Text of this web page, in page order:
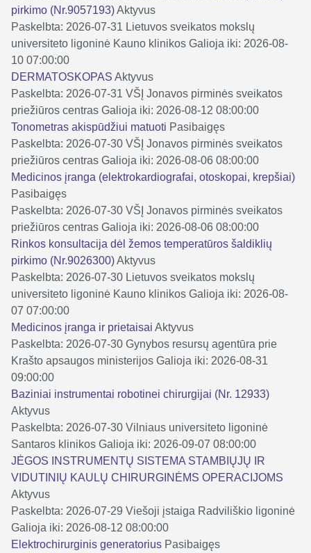
pirkimo (Nr.9057193)Aktyvus
Paskelbta: 2026-07-31 Lietuvos sveikatos mokslų
universiteto ligoninė Kauno klinikos Galioja iki: 2026-08-
10 07:00:00
DERMATOSKOPAS Aktyvus
Paskelbta: 2026-07-31 VŠĮ Jonavos pirminės sveikatos
priežiūros centras Galioja iki: 2026-08-12 08:00:00
Tonometras akispūdžiui matuoti Pasibaigęs
Paskelbta: 2026-07-30 VŠĮ Jonavos pirminės sveikatos
priežiūros centras Galioja iki: 2026-08-06 08:00:00
Medicinos įranga (elektrokardiografai, otoskopai, krepšiai)
Pasibaigęs
Paskelbta: 2026-07-30 VŠĮ Jonavos pirminės sveikatos
priežiūros centras Galioja iki: 2026-08-06 08:00:00
Rinkos konsultacija dėl žemos temperatūros šaldiklių
pirkimo (Nr.9026300)Aktyvus
Paskelbta: 2026-07-30 Lietuvos sveikatos mokslų
universiteto ligoninė Kauno klinikos Galioja iki: 2026-08-
07 07:00:00
Medicinos įranga ir prietaisai Aktyvus
Paskelbta: 2026-07-30 Gynybos resursų agentūra prie
Krašto apsaugos ministerijos Galioja iki: 2026-08-31
09:00:00
Baziniai instrumentai robotinei chirurgijai (Nr. 12933)
Aktyvus
Paskelbta: 2026-07-30 Vilniaus universiteto ligoninė
Santaros klinikos Galioja iki: 2026-09-07 08:00:00
JĖGOS INSTRUMENTŲ SISTEMA STAMBIŲJŲ IR
VIDUTINIŲ KAULŲ CHIRURGINĖMS OPERACIJOMS
Aktyvus
Paskelbta: 2026-07-29 Viešoji įstaiga Radviliškio ligoninė
Galioja iki: 2026-08-12 08:00:00
Elektrochirurginis generatorius Pasibaigęs